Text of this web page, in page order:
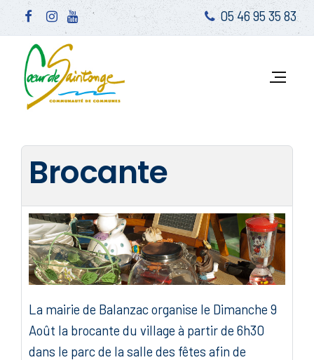
05 46 95 35 83
Brocante
La mairie de Balanzac organise le Dimanche 9
Août la brocante du village à partir de 6h30
dans le parc de la salle des fêtes afin de